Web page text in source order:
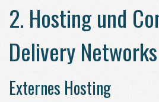
2. Hosting und
Delivery
Externes Hosting